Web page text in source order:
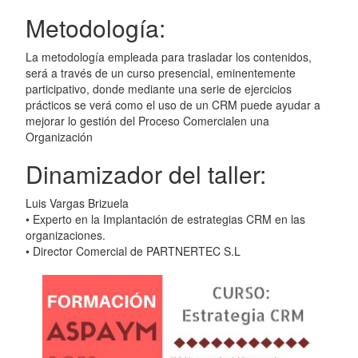
Metodología:
La metodología empleada para trasladar los contenidos,
será a través de un curso presencial, eminentemente
participativo, donde mediante una serie de ejercicios
prácticos se verá como el uso de un CRM puede ayudar a
mejorar lo gestión del Proceso Comercialen una
Organización
Dinamizador del taller:
Luis Vargas Brizuela
• Experto en la Implantación de estrategias CRM en las
organizaciones.
• Director Comercial de PARTNERTEC S.L